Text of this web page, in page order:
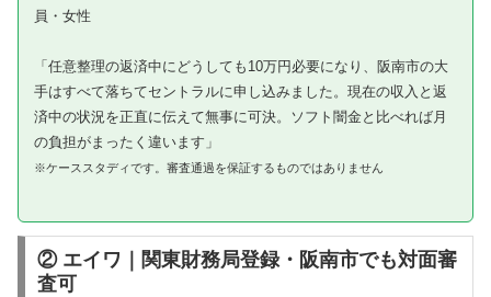
員・女性
「任意整理の返済中にどうしても10万円必要になり、阪南市の大
手はすべて落ちてセントラルに申し込みました。現在の収入と返
済中の状況を正直に伝えて無事に可決。ソフト闇金と比べれば月
の負担がまったく違います」
※ケーススタディです。審査通過を保証するものではありません
② エイワ｜関東財務局登録・阪南市でも対面審
査可